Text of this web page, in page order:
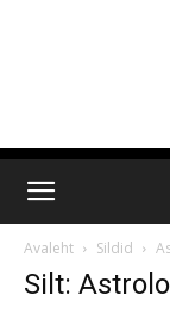
Avaleht Sildid
Silt: